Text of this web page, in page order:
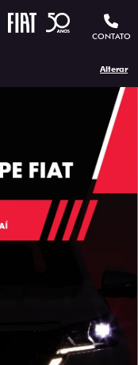
CONTATO
Alterar